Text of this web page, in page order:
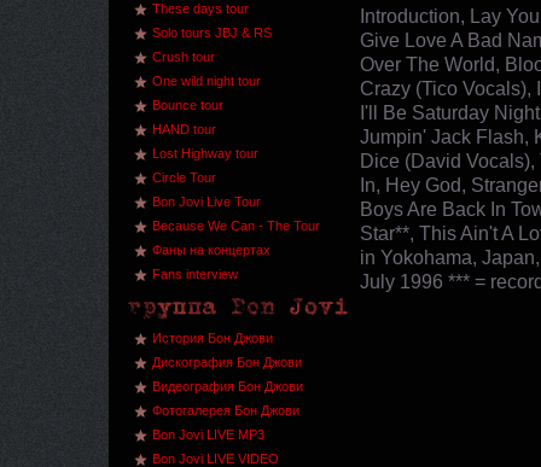
These days tour
Solo tours JBJ & RS
Crush tour
One wild night tour
Bounce tour
HAND tour
Lost Highway tour
Circle Tour
Bon Jovi Live Tour
Because We Can - The Tour
Фаны на концертах
Fans interview
История Бон Джови
Дискография Бон Джови
Видеография Бон Джови
Фотогалерея Бон Джови
Bon Jovi LIVE MP3
Bon Jovi LIVE VIDEO
Introduction, Lay
Give Love A Bad
Over The World,
Crazy (Tico Vocals),
I'll Be Saturday
Jumpin' Jack Flash,
Dice (David
In, Hey God,
Boys Are Back In
Star**, This Ain't A
in Yokohama,
July 1996 *** =